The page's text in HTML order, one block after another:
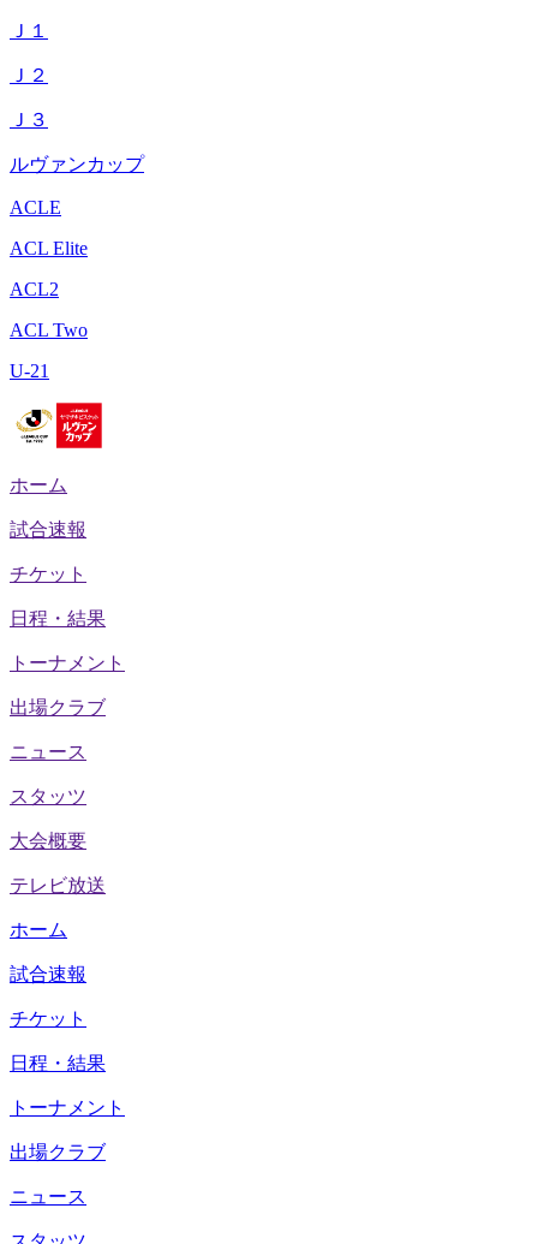
Ｊ１
Ｊ２
Ｊ３
ルヴァンカップ
ACLE
ACL Elite
ACL2
ACL Two
U-21
ホーム
試合速報
チケット
日程・結果
トーナメント
出場クラブ
ニュース
スタッツ
大会概要
テレビ放送
ホーム
試合速報
チケット
日程・結果
トーナメント
出場クラブ
ニュース